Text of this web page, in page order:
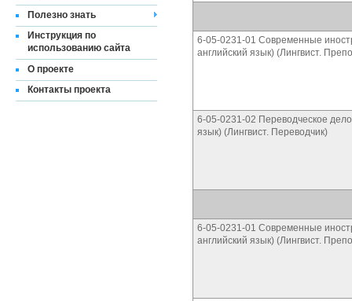
Полезно знать
Инструкция по
использованию сайта
О проекте
Контакты проекта
6-05-0231-01 Современные
английский язык) (Лингвист.
6-05-0231-02 Переводческое
язык) (Лингвист. Переводчик)
6-05-0231-01 Современные
английский язык) (Лингвист.